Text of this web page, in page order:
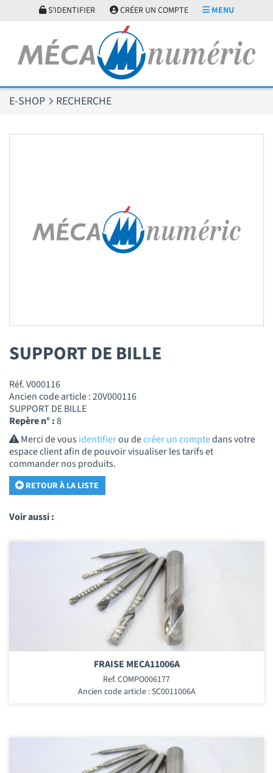
S'IDENTIFIER CRÉER UN COMPTE MENU
E-SHOP RECHERCHE
SUPPORT DE BILLE
Réf. V000116
Ancien code article : 20V000116
SUPPORT DE BILLE
Repère n° :8
Merci de vousidentifierou decréer un comptedans votre
espace client afin de pouvoir visualiser les tarifs et
commander nos produits.
RETOUR À LA LISTE
Voir aussi :
FRAISE MECA11006A
Ref. COMPO006177
Ancien code article : SC0011006A
Panneau de gestion des cookies